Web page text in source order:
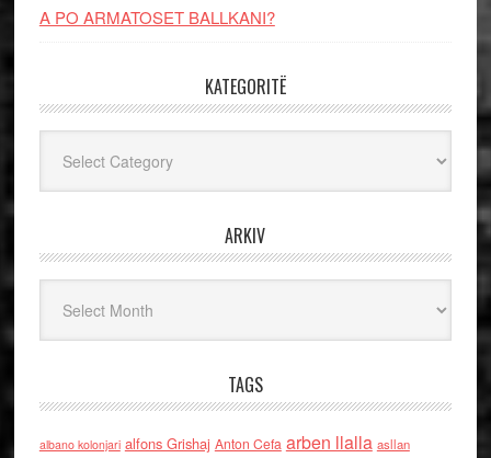
A PO ARMATOSET BALLKANI?
KATEGORITË
ARKIV
TAGS
albano kolonjari alfons Grishaj Anton Cefa arben llalla asllan